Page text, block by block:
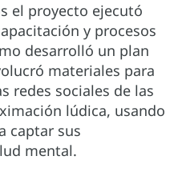
el proyecto ejecutó
y procesos
desarrolló un plan
materiales para
redes sociales de las
lúdica, usando
captar sus
mental.